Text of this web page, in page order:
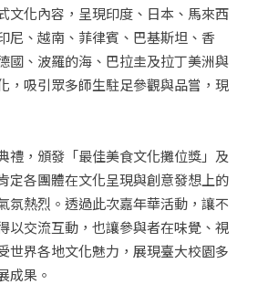
文化內容，呈現印度、日本、馬來西
尼、越南、菲律賓、巴基斯坦、香
國、波羅的海、巴拉圭及拉丁美洲與
，吸引眾多師生駐足參觀與品嘗，現
禮，頒發「最佳美食文化攤位獎」及
定各團體在文化呈現與創意發想上的
氛熱烈。透過此次嘉年華活動，讓不
以交流互動，也讓參與者在味覺、視
世界各地文化魅力，展現臺大校園多
成果。